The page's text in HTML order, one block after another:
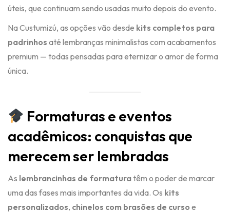
úteis, que continuam sendo usadas muito depois do evento.
Na Custumizú, as opções vão desde kits completos para
padrinhos até lembranças minimalistas com acabamentos
premium — todas pensadas para eternizar o amor de forma
única.
Formaturas e eventos
acadêmicos: conquistas que
merecem ser lembradas
As lembrancinhas de formaturatêm o poder de marcar
uma das fases mais importantes da vida. Os kits
personalizados, chinelos com brasões de curso e